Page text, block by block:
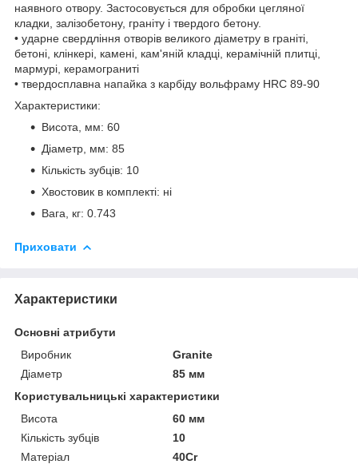
наявного отвору. Застосовується для обробки цегляної
кладки, залізобетону, граніту і твердого бетону.
• ударне свердління отворів великого діаметру в граніті,
бетоні, клінкері, камені, кам'яній кладці, керамічній плитці,
мармурі, керамограниті
• твердосплавна напайка з карбіду вольфраму HRC 89-90
Характеристики:
Висота, мм: 60
Діаметр, мм: 85
Кількість зубців: 10
Хвостовик в комплекті: ні
Вага, кг: 0.743
Приховати
Характеристики
Основні атрибути
Виробник
Granite
Діаметр
85 мм
Користувальницькі характеристики
Висота
60 мм
Кількість зубців
10
Матеріал
40Cr